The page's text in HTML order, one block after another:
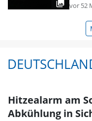
vor 52
Hitzealarm am
Abkühlung in